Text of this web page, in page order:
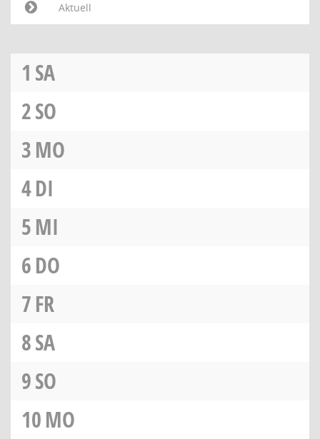
Aktuell
1 SA
2SO
3MO
4DI
5MI
6DO
7FR
8SA
9SO
10MO